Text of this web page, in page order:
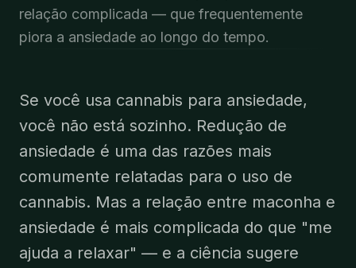
relação complicada — que frequentemente
piora a ansiedade ao longo do tempo.
Se você usa cannabis para ansiedade,
você não está sozinho. Redução de
ansiedade é uma das razões mais
comumente relatadas para o uso de
cannabis. Mas a relação entre maconha e
ansiedade é mais complicada do que "me
ajuda a relaxar" — e a ciência sugere